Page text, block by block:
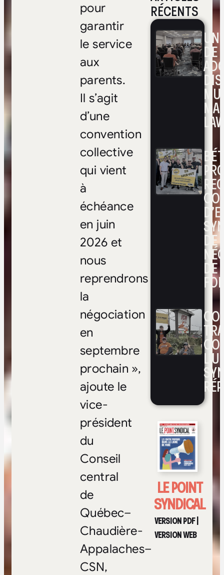
RÉCENTS
DE
DE
DE
FOI
LE POINT
SYNDICAL
VERSION PDF|
VERSION WEB
pour
garantir
le service
aux
parents.
Il s’agit
d’une
convention
collective
qui vient
à
échéance
en juin
2026 et
nous
reprendrons
la
négociation
en
septembre
prochain »,
ajoute le
vice-
président
du
Conseil
central
de
Québec–
Chaudière-
Appalaches–
CSN,